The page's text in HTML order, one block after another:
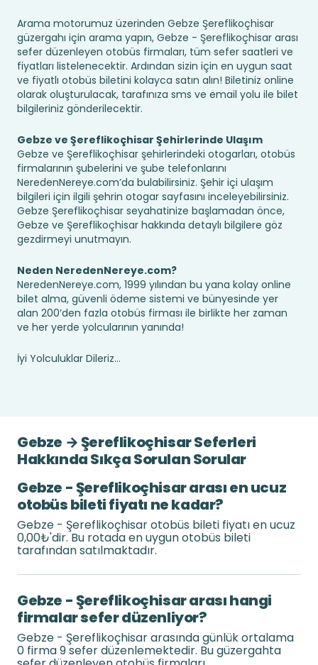
Arama motorumuz üzerinden Gebze Şereflikoçhisar
güzergahı için arama yapın, Gebze - Şereflikoçhisar arası
sefer düzenleyen otobüs firmaları, tüm sefer saatleri ve
fiyatları listelenecektir. Ardından sizin için en uygun saat
ve fiyatlı otobüs biletini kolayca satın alın! Biletiniz online
olarak oluşturulacak, tarafınıza sms ve email yolu ile bilet
bilgileriniz gönderilecektir.
Gebze ve Şereflikoçhisar Şehirlerinde Ulaşım
Gebze ve Şereflikoçhisar şehirlerindeki otogarları, otobüs
firmalarının şubelerini ve şube telefonlarını
NeredenNereye.com’da bulabilirsiniz. Şehir içi ulaşım
bilgileri için ilgili şehrin otogar sayfasını inceleyebilirsiniz.
Gebze Şereflikoçhisar seyahatinize başlamadan önce,
Gebze ve Şereflikoçhisar hakkında detaylı bilgilere göz
gezdirmeyi unutmayın.
Neden NeredenNereye.com?
NeredenNereye.com, 1999 yılından bu yana kolay online
bilet alma, güvenli ödeme sistemi ve bünyesinde yer
alan 200’den fazla otobüs firması ile birlikte her zaman
ve her yerde yolcularının yanında!
İyi Yolculuklar Dileriz...
Gebze → Şereflikoçhisar Seferleri
Hakkında Sıkça Sorulan Sorular
Gebze - Şereflikoçhisar arası en ucuz
otobüs bileti fiyatı ne kadar?
Gebze - Şereflikoçhisar otobüs bileti fiyatı en ucuz
0,00₺'dir. Bu rotada en uygun otobüs bileti
tarafından satılmaktadır.
Gebze - Şereflikoçhisar arası hangi
firmalar sefer düzenliyor?
Gebze - Şereflikoçhisar arasında günlük ortalama
0 firma 9 sefer düzenlemektedir. Bu güzergahta